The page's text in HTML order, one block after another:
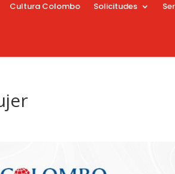
Cultura Colombo Solicitudes